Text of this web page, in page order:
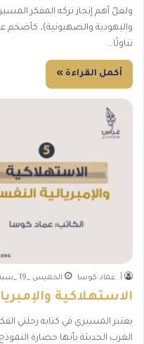
ولعلّ أهم إنجاز تركه المفكر
واليهودية والصهيونية)، كأضخم
تناولًا…
أكمل القراءة »
أ. عماد كوسا الخميس _19 _سبتمبر _2024AH 19-9-2024AD
الاستهلاكية
الغرب الحديثة بأنها حضارة